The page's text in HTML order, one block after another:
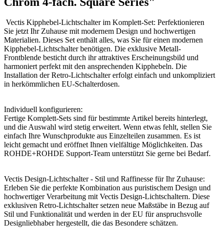
Vectis Kipphebel-Lichtschalter im Komplett-Set: Perfektionieren
Sie jetzt Ihr Zuhause mit modernem Design und hochwertigen
Materialien. Dieses Set enthält alles, was Sie für einen modernen
Kipphebel-Lichtschalter benötigen. Die exklusive Metall-
Frontblende besticht durch ihr attraktives Erscheinungsbild und
harmoniert perfekt mit den ansprechenden Kipphebeln. Die
Installation der Retro-Lichtschalter erfolgt einfach und unkompliziert
in herkömmlichen EU-Schalterdosen.
Individuell konfigurieren:
Fertige Komplett-Sets sind für bestimmte Artikel bereits hinterlegt,
und die Auswahl wird stetig erweitert. Wenn etwas fehlt, stellen Sie
einfach Ihre Wunschprodukte aus Einzelteilen zusammen. Es ist
leicht gemacht und eröffnet Ihnen vielfältige Möglichkeiten. Das
ROHDE+ROHDE Support-Team unterstützt Sie gerne bei Bedarf.
Vectis Design-Lichtschalter - Stil und Raffinesse für Ihr Zuhause:
Erleben Sie die perfekte Kombination aus puristischem Design und
hochwertiger Verarbeitung mit Vectis Design-Lichtschaltern. Diese
exklusiven Retro-Lichtschalter setzen neue Maßstäbe in Bezug auf
Stil und Funktionalität und werden in der EU für anspruchsvolle
Designliebhaber hergestellt, die das Besondere schätzen.